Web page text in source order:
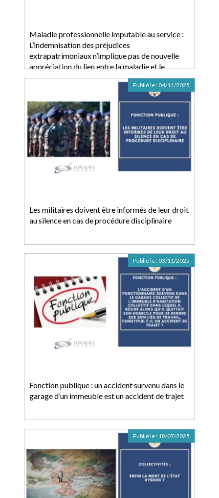
Maladie professionnelle imputable au service :
L’indemnisation des préjudices
extrapatrimoniaux n’implique pas de nouvelle
appréciation du lien entre la maladie et le
service
Les militaires doivent être informés de leur droit
au silence en cas de procédure disciplinaire
Publié le : 04/11/2025
Fonction publique : un accident survenu dans le
garage d’un immeuble est un accident de trajet
Publié le : 03/11/2025
Publié le : 18/07/2025